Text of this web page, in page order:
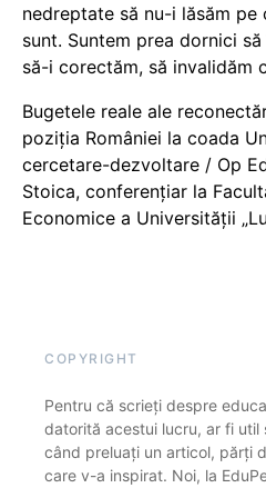
nedreptate să nu-i lăsăm pe
sunt. Suntem prea dornici
să-i corectăm, să invalidăm
Bugetele reale ale
poziția României la coada
cercetare-dezvoltare / Op
Stoica, conferențiar la
Economice a Universității
COPYRIGHT
Pentru că scrieți despre
datorită acestui lucru, ar fi util
când preluați un articol, părți
care v-a inspirat. Noi, la